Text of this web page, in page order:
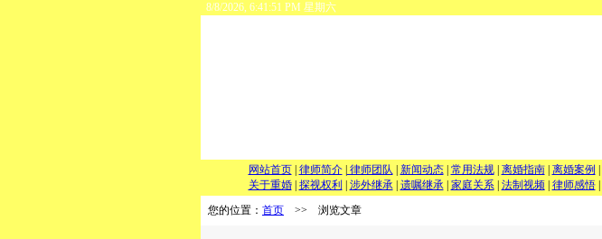
8/8/2026, 6:41:51 PM 星期六
网站首页 律师简介 律师团队 新闻动态 常用法规 离婚指南 离婚案例
关于重婚
探视权利 涉外继承 遗嘱继承 家庭关系 法制视频 律师感悟
您的位置： 首页 >> 浏览文章